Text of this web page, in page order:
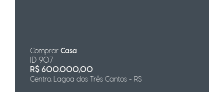
Comprar Casa
ID 907
R$ 600.000,00
Centro, Lagoa dos Três Cantos - RS